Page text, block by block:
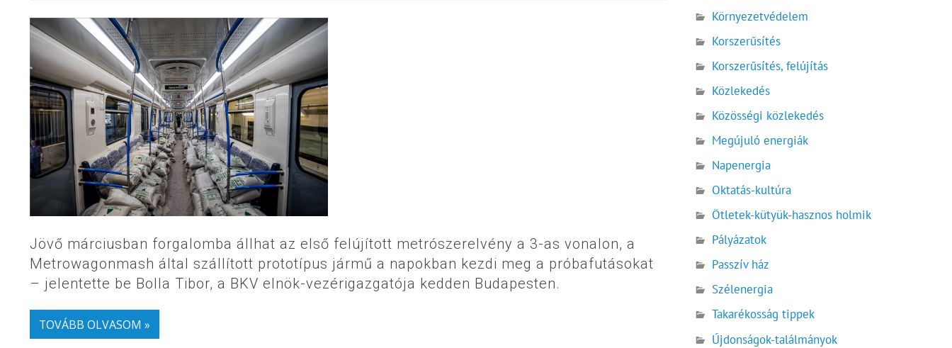
Jövő márciusban forgalomba állhat az első felújított metrószerelvény a 3-as vonalon, a
Metrowagonmash által szállított prototípus jármű a napokban kezdi meg a próbafutásokat
– jelentette be Bolla Tibor, a BKV elnök-vezérigazgatója kedden Budapesten.
TOVÁBB OLVASOM »
Környezetvédelem
Korszerűsítés
Korszerűsítés, felújítás
Közlekedés
Közösségi közlekedés
Megújuló energiák
Napenergia
Oktatás-kultúra
Ötletek-kütyük-hasznos holmik
Pályázatok
Passzív ház
Szélenergia
Takarékosság tippek
Újdonságok-találmányok